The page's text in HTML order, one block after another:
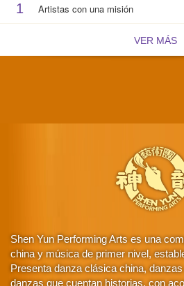
1 Artistas con una misión
VER MÁS
Shen Yun Performing Arts es una
china y música de primer nivel,
Presenta danza clásica china,
danzas que cuentan historias, con